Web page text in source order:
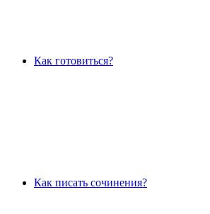
Как готовиться?
Как писать сочинения?